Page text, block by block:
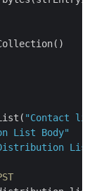
"Contact
List Body"
Distribution